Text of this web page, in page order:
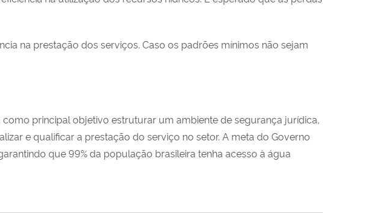
na prestação dos serviços. Caso os padrões mínimos não sejam
principal objetivo estruturar um ambiente de segurança jurídica,
e qualificar a prestação do serviço no setor. A meta do Governo
que 99% da população brasileira tenha acesso à água